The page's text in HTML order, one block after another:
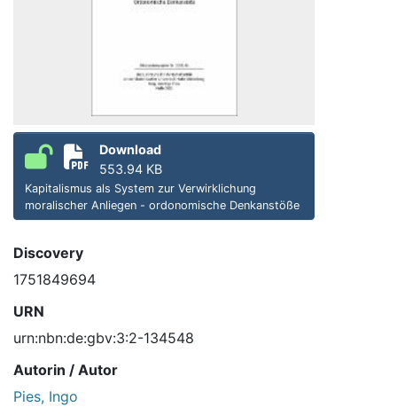
Download
553.94 KB
Kapitalismus als System zur Verwirklichung
moralischer Anliegen - ordonomische Denkanstöße
Discovery
1751849694
URN
urn:nbn:de:gbv:3:2-134548
Autorin / Autor
Pies, Ingo